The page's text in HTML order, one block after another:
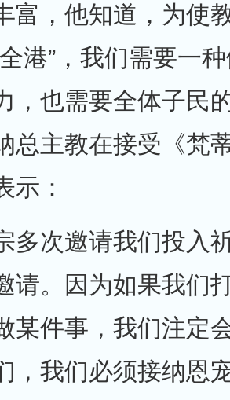
富，他知道，为使
港”，我们需要一
，也需要全体子民
总主教在接受《梵
示：
多次邀请我们投入
请。因为如果我们
某件事，我们注定
，我们必须接纳恩